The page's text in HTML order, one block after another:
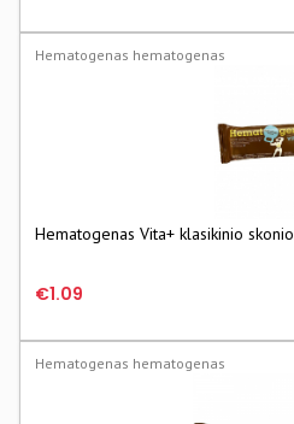
Hematogenas hematogenas
Hematogenas Vita+ klasikinio skonio
€1.09
Hematogenas hematogenas